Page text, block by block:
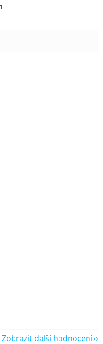
je 5 z 5 hvězdiček.
je 5 z 5 hvězdiček.
je 5 z 5 hvězdiček.
je 5 z 5 hvězdiček.
Zobrazit další hodnocení